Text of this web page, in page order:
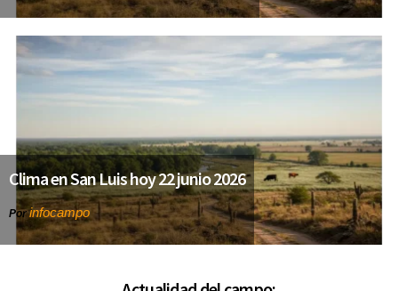
Clima en San Luis hoy 22 junio 2026
Porinfocampo